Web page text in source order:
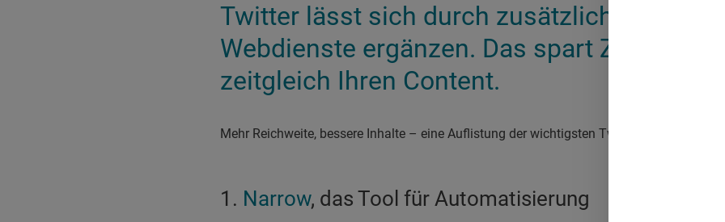
Twitter lässt sich durch zusätzliche
Webdienste ergänzen. Das spart Zeit und
zeitgleich Ihren Content.
Mehr Reichweite, bessere Inhalte – eine Auflistung der wichtigsten Twitter Tools!
1. Narrow, das Tool für Automatisierung